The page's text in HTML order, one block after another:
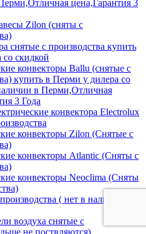
цена,Гарантия 3
Zilon (сняты с
снятые с производства купить
скидкой
конвекторы Ballu (снятые с
купить в Перми у дилера со
в Перми,Отличная
3 Года
конвектора Electrolux
конвекторы Zilon (Снятые с
конвекторы Atlantic (Сняты с
конвекторы Neoclima (Сняты
( нет в налиичии)
воздуха снятые с
не поствляются)